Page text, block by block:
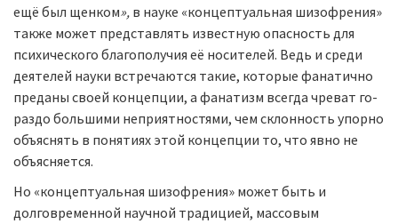
ещё был щен­ком», в науке «концептуальная шизофрения»
также может пред­ставлять известную опасность для
психического благополучия её носителей. Ведь и среди
деятелей науки встречаются такие, которые фанатично
преданы своей концепции, а фанатизм всегда чреват го­
раздо большими неприятностями, чем склонность упорно
объяснять в понятиях этой концепции то, что явно не
объясняется.
Но «концептуальная шизофрения» может быть и
долговременной научной традицией, массовым